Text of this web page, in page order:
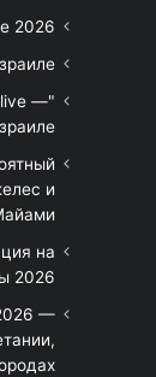
2026
live —
и
на
2026
—